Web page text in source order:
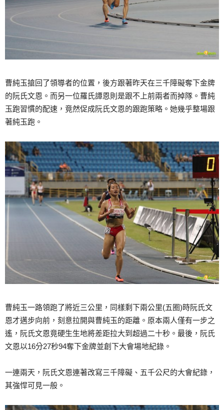
曹純玉搶回了領導者的位置，後方跟著昨天在三千障礙奪下金牌
的阮氏文恩。而另一位羅氏譚恩則是跟不上前兩者而掉隊。曹純
玉跑習慣的配速，竟然促成阮氏文恩的跟跑策略。她幾乎整場跟
著純玉跑。
曹純玉一路領跑了將近三公里，同樣剩下兩公里(五圈)時阮氏文
恩才邁步向前，刻意拉開與曹純玉的距離。原本兩人僅有一步之
遙，阮氏文恩竟硬生生地將差距拉大到超過二十秒。最後，阮氏
文恩以16分27秒94奪下金牌並創下大會場地紀錄。
一連兩天，阮氏文恩連著改寫三千障礙、五千公尺的大會紀錄，
其強悍可見一般。